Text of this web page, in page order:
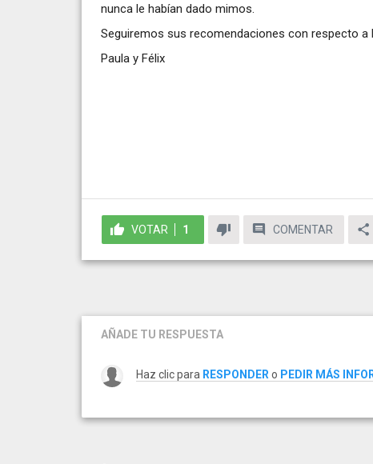
nunca le habían dado mimos.
Seguiremos sus recomendaciones con respecto a
Paula y Félix
VOTAR 1 COMENTAR
AÑADE TU RESPUESTA
Haz clic para RESPONDERo PEDIR MÁS